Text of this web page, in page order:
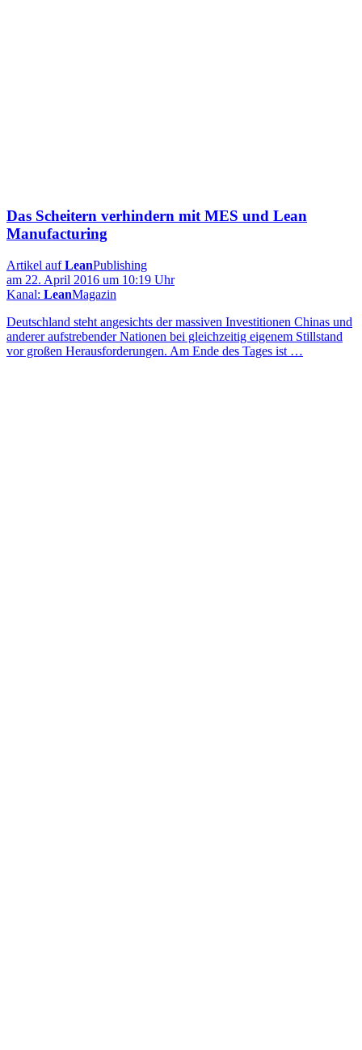
Das Scheitern verhindern mit MES und Lean
Manufacturing
Artikel aufLeanPublishing
am 22. April 2016 um 10:19 Uhr
Kanal: LeanMagazin
Deutschland steht angesichts der massiven Investitionen Chinas und
anderer aufstrebender Nationen bei gleichzeitig eigenem Stillstand
vor großen Herausforderungen. Am Ende des Tages ist …